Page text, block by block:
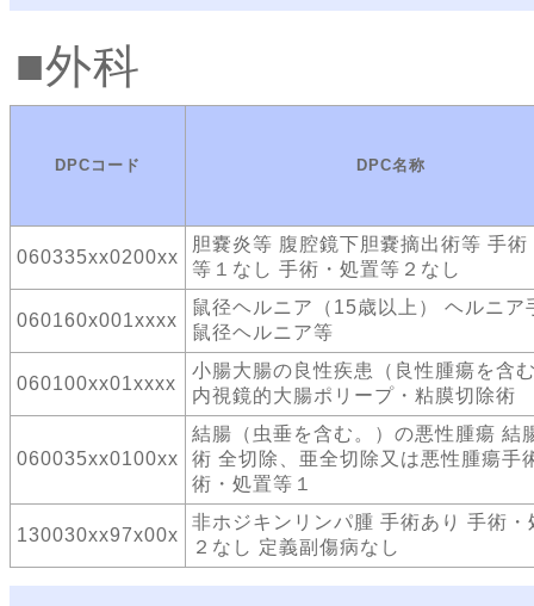
外科
DPCコード DPC名称
060335xx0200xx
胆嚢炎等 腹腔鏡下胆嚢摘出術等 手術
等１なし 手術・処置等２なし
060160x001xxxx
鼠径ヘルニア（15歳以上） ヘルニ
鼠径ヘルニア等
060100xx01xxxx
小腸大腸の良性疾患（良性腫瘍を含
内視鏡的大腸ポリープ・粘膜切除術
060035xx0100xx
結腸（虫垂を含む。）の悪性腫瘍 結
術 全切除、亜全切除又は悪性腫瘍手
術・処置等１
130030xx97x00x
非ホジキンリンパ腫 手術あり 手術・
２なし 定義副傷病なし